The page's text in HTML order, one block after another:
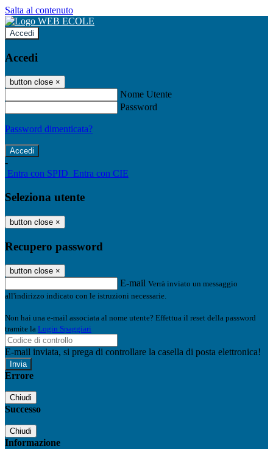
Salta al contenuto
Accedi
Accedi
button close ×
Nome Utente
Password
Password dimenticata?
-
Entra con SPID Entra con CIE
Seleziona utente
button close ×
Recupero password
button close ×
E-mail Verrà inviato un messaggio
all'indirizzo indicato con le istruzioni necessarie.
Non hai una e-mail associata al nome utente? Effettua il reset della password
tramite la Login Spaggiari
E-mail inviata, si prega di controllare la casella di posta elettronica!
Errore
Chiudi
Successo
Chiudi
Informazione